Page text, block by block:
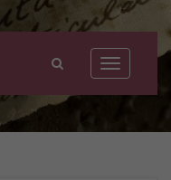
Toggle
navigation